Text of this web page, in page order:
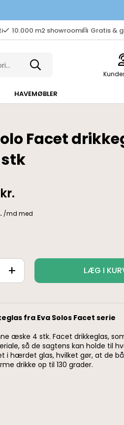
10.000 m2 showroom Gratis &
HAVEMØBLER
Facet
kr.
+ LÆG I
fra Eva Solos Facet serie
æske 4 stk. Facet drikkeglas,
så de sagtens kan holde til
i hærdet glas, hvilket gør, at de
drikke op til 130 grader.